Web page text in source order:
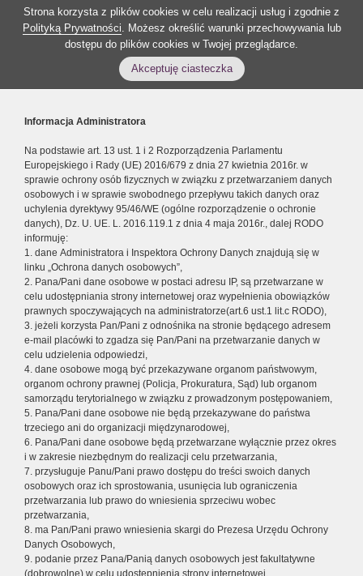
Strona korzysta z plików cookies w celu realizacji usług i zgodnie z
Polityką Prywatności. Możesz określić warunki przechowywania lub
dostępu do plików cookies w Twojej przeglądarce.
Akceptuję ciasteczka
Informacja Administratora
Na podstawie art. 13 ust. 1 i 2 Rozporządzenia Parlamentu
Europejskiego i Rady (UE) 2016/679 z dnia 27 kwietnia 2016r. w
sprawie ochrony osób fizycznych w związku z przetwarzaniem danych
osobowych i w sprawie swobodnego przepływu takich danych oraz
uchylenia dyrektywy 95/46/WE (ogólne rozporządzenie o ochronie
danych), Dz. U. UE. L. 2016.119.1 z dnia 4 maja 2016r., dalej RODO
informuję:
1. dane Administratora i Inspektora Ochrony Danych znajdują się w
linku „Ochrona danych osobowych”,
2. Pana/Pani dane osobowe w postaci adresu IP, są przetwarzane w
celu udostępniania strony internetowej oraz wypełnienia obowiązków
prawnych spoczywających na administratorze(art.6 ust.1 lit.c RODO),
3. jeżeli korzysta Pan/Pani z odnośnika na stronie będącego adresem
e-mail placówki to zgadza się Pan/Pani na przetwarzanie danych w
celu udzielenia odpowiedzi,
4. dane osobowe mogą być przekazywane organom państwowym,
organom ochrony prawnej (Policja, Prokuratura, Sąd) lub organom
samorządu terytorialnego w związku z prowadzonym postępowaniem,
5. Pana/Pani dane osobowe nie będą przekazywane do państwa
trzeciego ani do organizacji międzynarodowej,
6. Pana/Pani dane osobowe będą przetwarzane wyłącznie przez okres
i w zakresie niezbędnym do realizacji celu przetwarzania,
7. przysługuje Panu/Pani prawo dostępu do treści swoich danych
osobowych oraz ich sprostowania, usunięcia lub ograniczenia
przetwarzania lub prawo do wniesienia sprzeciwu wobec
przetwarzania,
8. ma Pan/Pani prawo wniesienia skargi do Prezesa Urzędu Ochrony
Danych Osobowych,
9. podanie przez Pana/Panią danych osobowych jest fakultatywne
(dobrowolne) w celu udostępnienia strony internetowej,